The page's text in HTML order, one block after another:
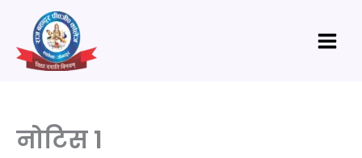
content
Menu
नोटिस 1